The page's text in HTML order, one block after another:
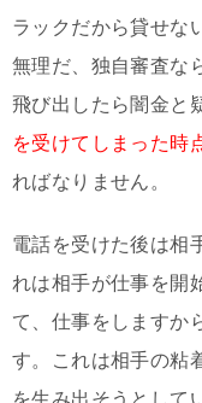
ラックだから貸せな
無理だ、独自審査な
飛び出したら闇金と
を受けてしまった時
ればなりません。
電話を受けた後は相
れは相手が仕事を開
て、仕事をしますか
す。これは相手の粘
を生み出そうとして